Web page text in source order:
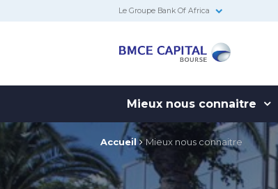
Le Groupe Bank Of Africa
Bourse
Mieux nous connaitre
Accueil Mieux nous connaitre